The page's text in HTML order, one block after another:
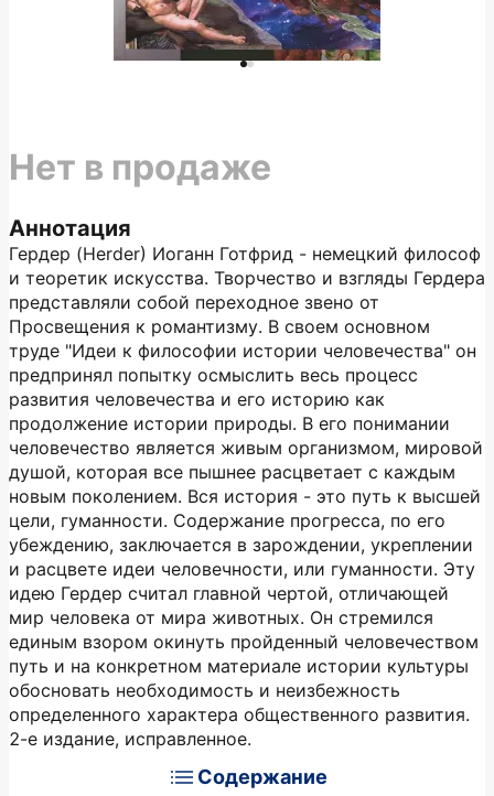
Аннотация
Гердер (Herder) Иоганн Готфрид - немецкий философ
и теоретик искусства. Творчество и взгляды Гердера
представляли собой переходное звено от
Просвещения к романтизму. В своем основном
труде "Идеи к философии истории человечества" он
предпринял попытку осмыслить весь процесс
развития человечества и его историю как
продолжение истории природы. В его понимании
человечество является живым организмом, мировой
душой, которая все пышнее расцветает с каждым
новым поколением. Вся история - это путь к высшей
цели, гуманности. Содержание прогресса, по его
убеждению, заключается в зарождении, укреплении
и расцвете идеи человечности, или гуманности. Эту
идею Гердер считал главной чертой, отличающей
мир человека от мира животных. Он стремился
единым взором окинуть пройденный человечеством
путь и на конкретном материале истории культуры
обосновать необходимость и неизбежность
определенного характера общественного развития.
2-е издание, исправленное.
Содержание
Нет в продаже